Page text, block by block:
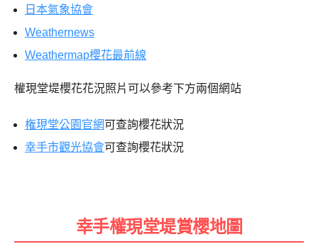
日本氣象協會
Weathernews
Weathermap櫻花最前線
權現堂堤櫻花花況照片可以參考下方兩個網站
権現堂公園官網可查詢櫻花狀況
幸手市觀光協會可查詢櫻花狀況
幸手權現堂堤賞櫻地圖